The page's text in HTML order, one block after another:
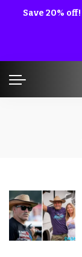
Save 20% off!